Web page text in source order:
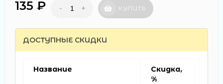
135 ₽ - + КУПИТЬ
ДОСТУПНЫЕ СКИДКИ
Название
Скидка,
%